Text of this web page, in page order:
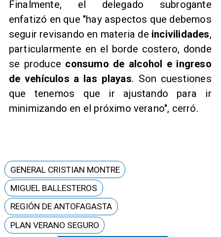
Finalmente, el delegado subrogante
enfatizó en que "hay aspectos que debemos
seguir revisando en materia de incivilidades,
particularmente en el borde costero, donde
se produce consumo de alcohol e ingreso
de vehículos a las playas. Son cuestiones
que tenemos que ir ajustando para ir
minimizando en el próximo verano", cerró.
GENERAL CRISTIAN MONTRE
MIGUEL BALLESTEROS
REGIÓN DE ANTOFAGASTA
PLAN VERANO SEGURO